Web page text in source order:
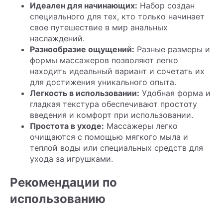
Идеален для начинающих: Набор создан
специального для тех, кто только начинает
свое путешествие в мир анальных
наслаждений.
Разнообразие ощущений: Разные размеры и
формы массажеров позволяют легко
находить идеальный вариант и сочетать их
для достижения уникального опыта.
Легкость в использовании: Удобная форма и
гладкая текстура обеспечивают простоту
введения и комфорт при использовании.
Простота в уходе: Массажеры легко
очищаются с помощью мягкого мыла и
теплой воды или специальных средств для
ухода за игрушками.
Рекомендации по
использованию